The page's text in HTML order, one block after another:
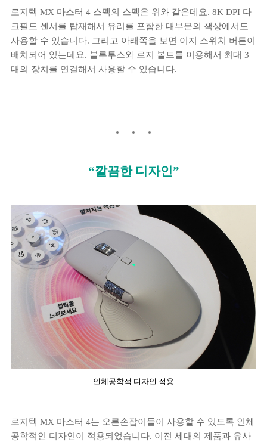
로지텍 MX 마스터 4 스펙의 스펙은 위와 같은데요. 8K DPI 다
크필드 센서를 탑재해서 유리를 포함한 대부분의 책상에서도
사용할 수 있습니다. 그리고 아래쪽을 보면 이지 스위치 버튼이
배치되어 있는데요. 블루투스와 로지 볼트를 이용해서 최대 3
대의 장치를 연결해서 사용할 수 있습니다.
“깔끔한 디자인”
인체공학적 디자인 적용
로지텍 MX 마스터 4는 오른손잡이들이 사용할 수 있도록 인체
공학적인 디자인이 적용되었습니다. 이전 세대의 제품과 유사